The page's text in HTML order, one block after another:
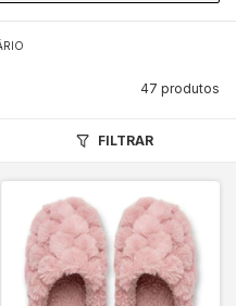
47 produtos
FILTRAR